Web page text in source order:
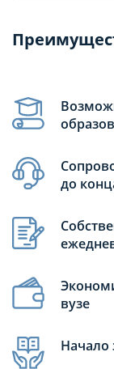
до
вузе
Начало